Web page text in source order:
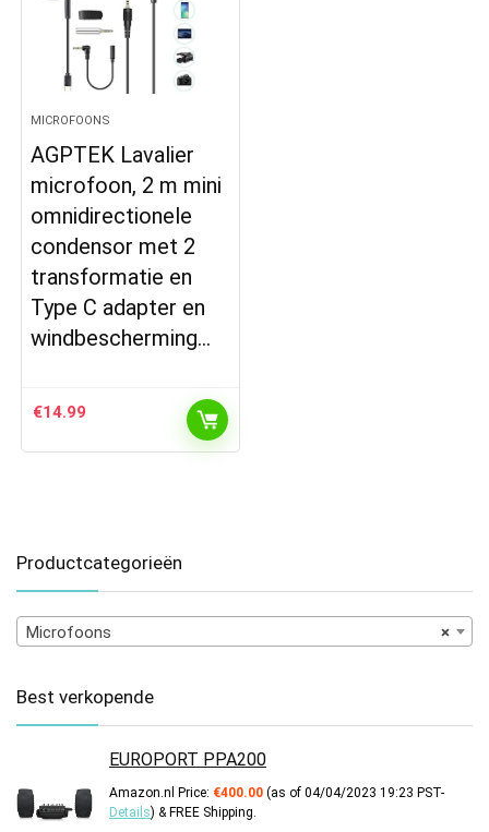
MICROFOONS
AGPTEK Lavalier
microfoon, 2 m mini
omnidirectionele
condensor met 2
transformatie en
Type C adapter en
windbescherming…
€14.99
Productcategorieën
×
Microfoons
Best verkopende
EUROPORT PPA200
Amazon.nl Price: €400.00 (as of 04/04/2023 19:23 PST-
Details) & FREE Shipping